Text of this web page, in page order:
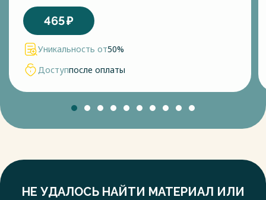
465₽
Уникальность от50%
Доступпосле оплаты
НЕ УДАЛОСЬ НАЙТИ МАТЕРИАЛ ИЛИ